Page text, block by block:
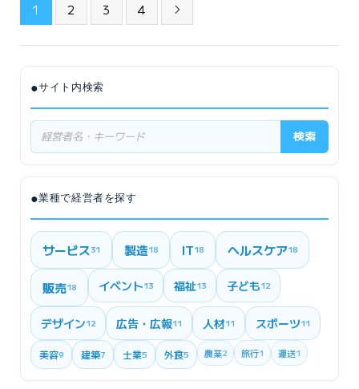
1 2 3 4 
●サイト内検索
検索
●業種で経営者を探す
サービス31 製造18 IT18 ヘルスケア18
販売18 イベント13 福祉13 子ども12
デザイン12 広告・広報11 人材11 スポーツ11
美容9 建築7 士業5 外食5 農業2 旅行1 運送1